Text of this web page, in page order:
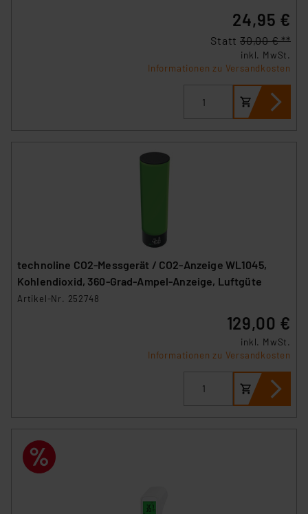
24,95 €
Statt 30,00 € **
inkl. MwSt.
Informationen zu Versandkosten
technoline CO2-Messgerät / CO2-Anzeige WL1045,
Kohlendioxid, 360-Grad-Ampel-Anzeige, Luftgüte
Artikel-Nr. 252748
129,00 €
inkl. MwSt.
Informationen zu Versandkosten